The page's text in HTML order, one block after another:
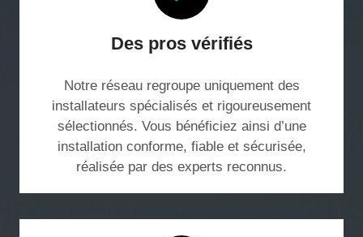
Des pros vérifiés
Notre réseau regroupe uniquement des
installateurs spécialisés et rigoureusement
sélectionnés. Vous bénéficiez ainsi d’une
installation conforme, fiable et sécurisée,
réalisée par des experts reconnus.